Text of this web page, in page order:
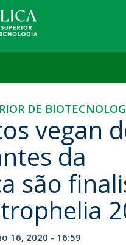
DE
vegan
da
são
16, 2020 - 16:59